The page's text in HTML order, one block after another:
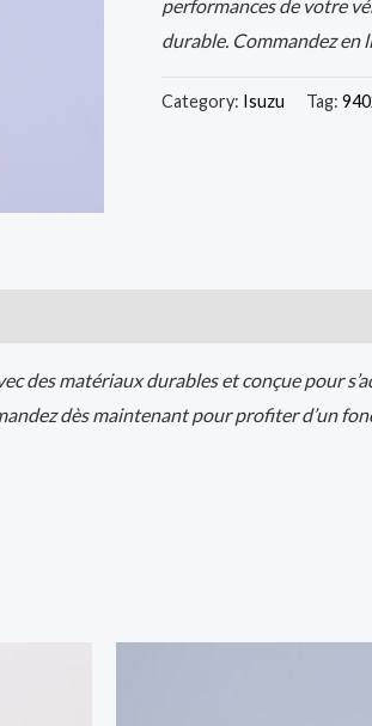
performances de votre
durable. Commandez en
Category: Isuzu Tag:
des matériaux durables et conçue pour
dès maintenant pour profiter d’un